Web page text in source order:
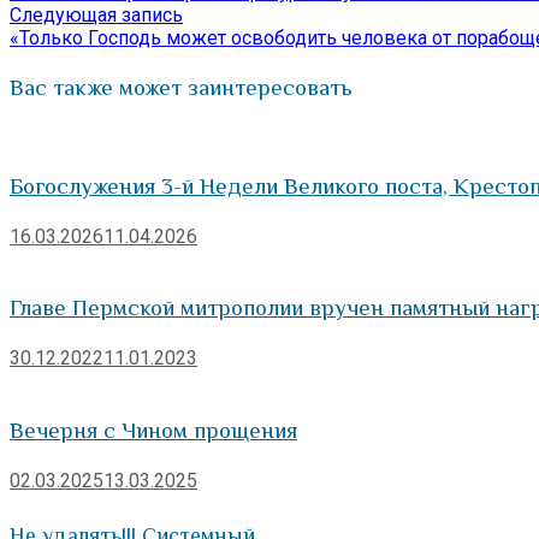
по
записям
Следующая запись
запись:
«Только Господь может освободить человека от
Вас также может заинтересовать
Богослужения 3-й Недели Великого поста,
16.03.202611.04.2026
Главе Пермской митрополии вручен памятный
30.12.202211.01.2023
Вечерня с Чином прощения
02.03.202513.03.2025